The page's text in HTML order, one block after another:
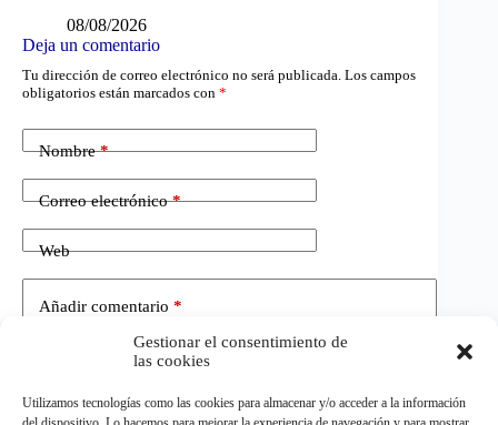
Gestionar el consentimiento de
las cookies
Utilizamos tecnologías como las cookies para almacenar y/o acceder a la información
08/08/2026
Deja un comentario
Tu dirección de correo electrónico no será publicada. Los campos
obligatorios están marcados con *
Nombre*
Correo electrónico*
Web
Añadir comentario *